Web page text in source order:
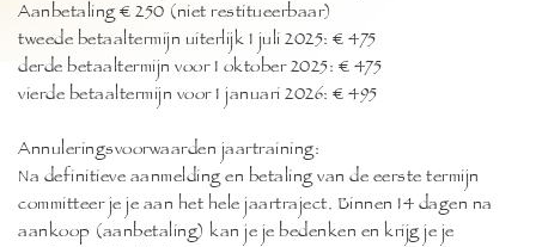
Aanbetaling € 250 (niet restitueerbaar)
tweede betaaltermijn uiterlijk 1 juli 2025: € 475
derde betaaltermijn voor 1 oktober 2025: € 475
vierde betaaltermijn voor 1 januari 2026: € 495
Annuleringsvoorwaarden jaartraining:
Na definitieve aanmelding en betaling van de eerste termijn
committeer je je aan het hele jaartraject. Binnen 14 dagen na
aankoop (aanbetaling) kan je je bedenken en krijg je je